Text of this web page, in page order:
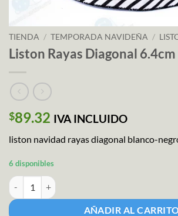
TIENDA / TEMPORADA NAVIDEÑA /
Liston Rayas Diagonal
$89.32 IVA INCLUIDO
liston navidad rayas diagonal blanco-
6 disponibles
Liston Rayas Diagonal 6.4cm 9.14mts cantidad
AÑADIR AL